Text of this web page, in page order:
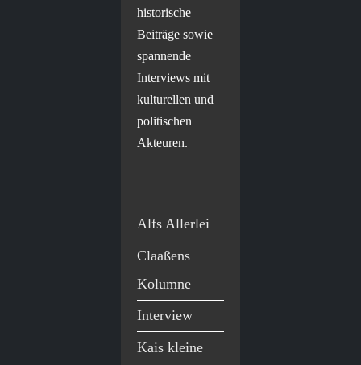
historische
Beiträge sowie
spannende
Interviews mit
kulturellen und
politischen
Akteuren.
Alfs Allerlei
Claaßens
Kolumne
Interview
Kais kleine